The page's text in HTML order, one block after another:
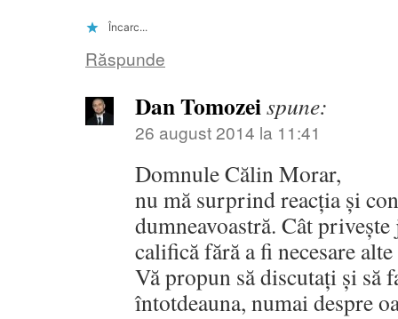
Încarc...
Răspunde
Dan Tomozeispune:
26 august 2014 la 11:41
Domnule Călin Morar,
nu mă surprind reacția și
dumneavoastră. Cât
califică fără a fi necesare
Vă propun să discutați și să
întotdeauna, numai despre